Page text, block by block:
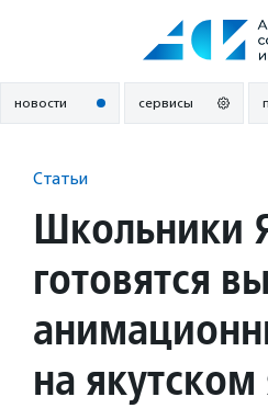
новости сервисы
Статьи
Школьники
готовятся
на